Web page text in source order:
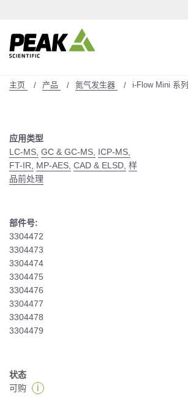
主页 产品 氮气发生器 i-Flow Mini 系
应用类型
LC-MS, GC & GC-MS, ICP-MS,
FT-IR,
MP-AES, CAD & ELSD, 样
品前处理
部件号:
3304472
3304473
3304474
3304475
3304476
3304477
3304478
3304479
状态
可购
i